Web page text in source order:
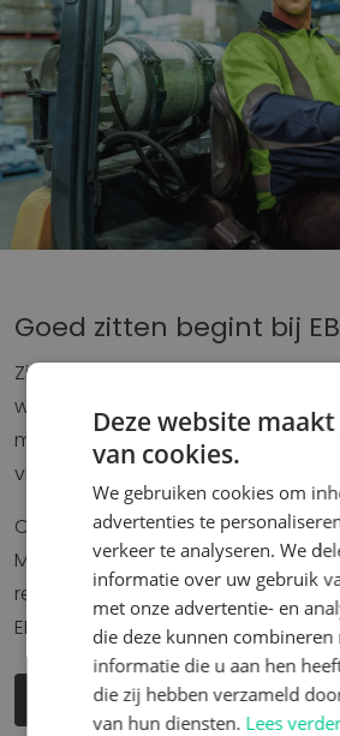
Goed zitten begint bij
Zitten doen we elke dag, góed
weet als geen ander wat goed
meer dan 40 jaar
van alle mogelijke zitproblemen.
Overal waar gezeten wordt, zorgt
Met goede stoelen, snelle
reparatieservice, maatwerk en
EBLO is uw zitspecialist die
BEKIJK ONZE DIENSTEN KOM
Deze website
van cookies.
We gebruiken cookies om
advertenties te
verkeer te analyseren. We
informatie over uw gebruik
met onze advertentie- en
die deze kunnen combineren
informatie die u aan hen
die zij hebben verzameld
van hun diensten. Lees